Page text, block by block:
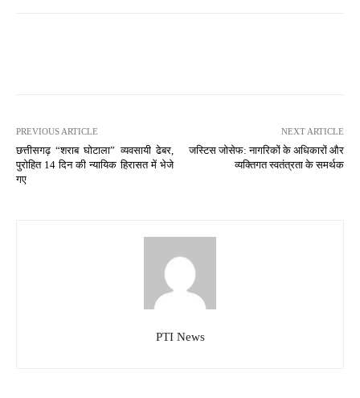
PREVIOUS ARTICLE
छत्तीसगढ़ “शराब घोटाला” व्यवसायी ढेबर,
पुरोहित 14 दिन की न्यायिक हिरासत में भेजे
गए
NEXT ARTICLE
जस्टिस जोसेफ: नागरिकों के अधिकारों और
व्यक्तिगत स्वतंत्रता के समर्थक
PTI News